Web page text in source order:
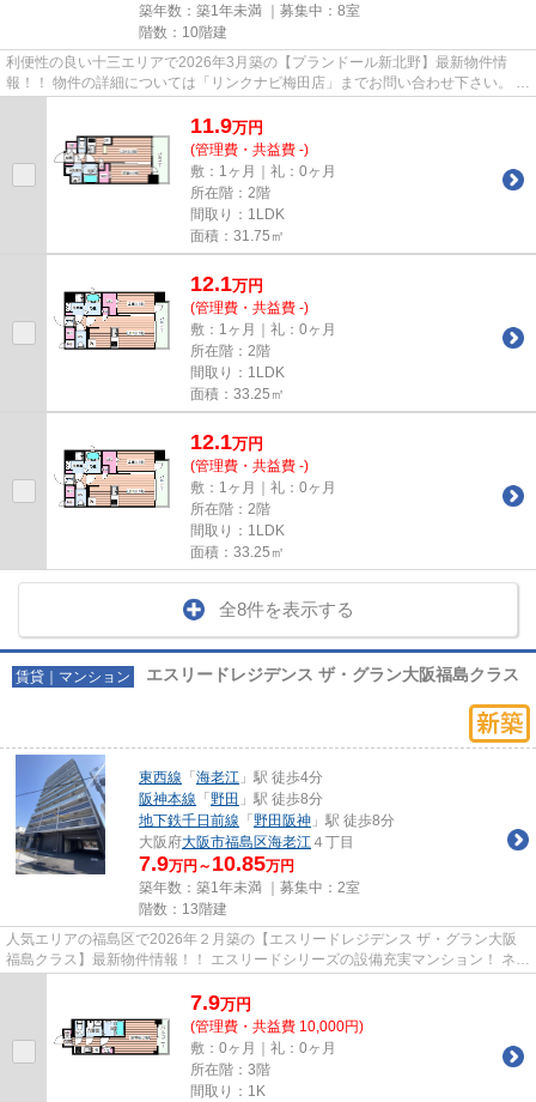
築年数：築1年未満 ｜募集中： 8室
階数：10階建
利便性の良い十三エリアで2026年3月築の【プランドール新北野】最新物件情
報！！ 物件の詳細については「リンクナビ梅田店」までお問い合わせ下さい。 夏
11.9万円
(管理費・共益費 -)
敷：1ヶ月｜礼：0ヶ月
所在階：2階
間取り：1LDK
面積：31.75㎡
12.1万円
(管理費・共益費 -)
敷：1ヶ月｜礼：0ヶ月
所在階：2階
間取り：1LDK
面積：33.25㎡
12.1万円
(管理費・共益費 -)
敷：1ヶ月｜礼：0ヶ月
所在階：2階
間取り：1LDK
面積：33.25㎡
全8件を表示する
賃貸｜マンション エスリードレジデンス ザ・グラン大阪福島クラス
東西線 「 海老江 」駅 徒歩4分
阪神本線 「 野田 」駅 徒歩8分
地下鉄千日前線 「 野田阪神 」駅 徒歩8分
大阪府大阪市福島区海老江 ４丁目
7.9万円～ 10.85万円
築年数：築1年未満 ｜募集中： 2室
階数：13階建
人気エリアの福島区で2026年２月築の【エスリードレジデンス ザ・グラン大阪
福島クラス】最新物件情報！！ エスリードシリーズの設備充実マンション！ ネッ
7.9万円
(管理費・共益費 10,000円)
敷：0ヶ月｜礼：0ヶ月
所在階：3階
間取り：1K